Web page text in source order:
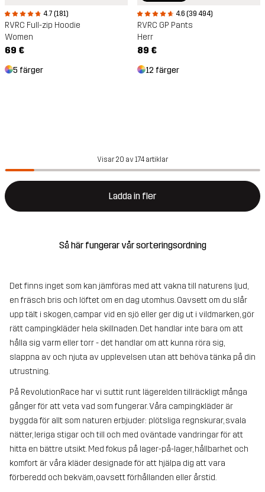
4.7 (181)
RVRC Full-zip Hoodie
Women
69 €
5 färger
4.6 (39 494)
RVRC GP Pants
Herr
89 €
12 färger
Visar 20 av 174 artiklar
Ladda in fler
Så här fungerar vår sorteringsordning
Det finns inget som kan jämföras med att vakna till naturens ljud,
en fräsch bris och löftet om en dag utomhus. Oavsett om du slår
upp tält i skogen, campar vid en sjö eller ger dig ut i vildmarken, gör
rätt campingkläder hela skillnaden. Det handlar inte bara om att
hålla sig varm eller torr - det handlar om att kunna röra sig,
slappna av och njuta av upplevelsen utan att behöva tänka på din
utrustning.
På RevolutionRace har vi suttit runt lägerelden tillräckligt många
gånger för att veta vad som fungerar. Våra campingkläder är
byggda för allt som naturen erbjuder: plötsliga regnskurar, svala
nätter, leriga stigar och till och med oväntade vandringar för att
hitta en bättre utsikt. Med fokus på lager-på-lager, hållbarhet och
komfort är våra kläder designade för att hjälpa dig att vara
förberedd och bekväm, oavsett förhållanden eller årstid.